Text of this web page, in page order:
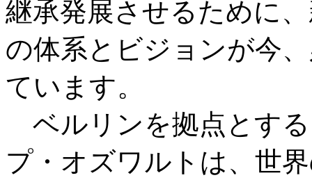
継承発展させるために
の体系とビジョンが今
ています。
ベルリンを拠点とす
プ・オズワルトは、世